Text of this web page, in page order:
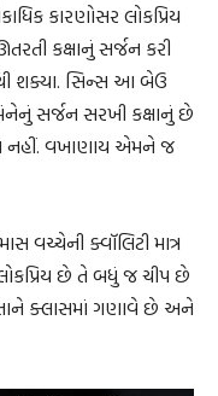
કારણોસર લોકપ્રિય
કક્ષાનું સર્જન કરી
શક્યા. સિન્સ આ બેઉ
સર્જન સરખી કક્ષાનું છે
નહીં. વખાણાય એમને જ
ક્વૉલિટી માત્ર
છે તે બધું જ ચીપ છે
ક્લાસમાં ગણાવે છે અને